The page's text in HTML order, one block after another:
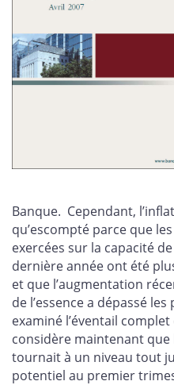
Banque. Cependant,
qu’escompté parce que
exercées sur la capacité
dernière année ont été
et que l’augmentation
de l’essence a dépassé
examiné l’éventail
considère maintenant que
tournait à un niveau tout
potentiel au premier